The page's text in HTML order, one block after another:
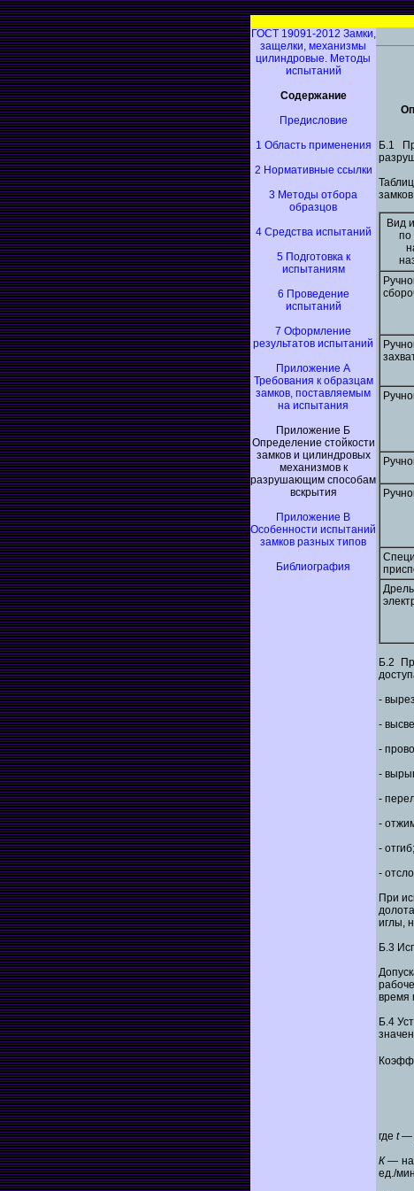
ГОСТ 19091-2012 Замки,
защелки, механизмы
цилиндровые. Методы
испытаний
Содержание
Предисловие
1 Область применения
2 Нормативные ссылки
3 Методы отбора
образцов
4 Средства испытаний
5 Подготовка к
испытаниям
6 Проведение
испытаний
7 Оформление
результатов испытаний
Приложение А
Требования к образцам
замков, поставляемым
на испытания
Приложение Б
Определение стойкости
замков и цилиндровых
механизмов к
разрушающим способам
вскрытия
Приложение В
Особенности испытаний
замков разных типов
Библиография
Б.1
Вид
по
Дрель
Б.2
-
-
-
-
-
-
- отгиб;
-
При
иглы,
Б.3
время
Б.4
где t—
К—
ед./